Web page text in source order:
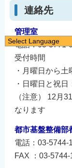
連絡先
管理室
電話：03-3771-
受付時間
・月曜日から
・日曜日と祝
（注意） 12月
なります
都市基盤整備部
電話：03-5744-
FAX ：03-5744-
Select Language
日本語
English
简体中文
繁體中文
한국어
नेपाली
Filipino